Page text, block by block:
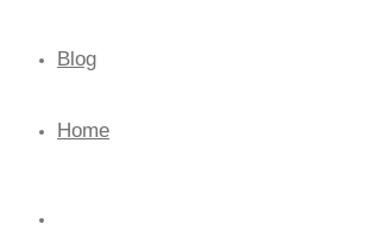
Blog
Home